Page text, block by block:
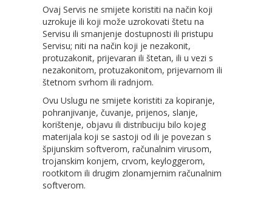
Ovaj Servis ne smijete koristiti na način koji
uzrokuje ili koji može uzrokovati štetu na
Servisu ili smanjenje dostupnosti ili pristupu
Servisu; niti na način koji je nezakonit,
protuzakonit, prijevaran ili štetan, ili u vezi s
nezakonitom, protuzakonitom, prijevarnom ili
štetnom svrhom ili radnjom.
Ovu Uslugu ne smijete koristiti za kopiranje,
pohranjivanje, čuvanje, prijenos, slanje,
korištenje, objavu ili distribuciju bilo kojeg
materijala koji se sastoji od ili je povezan s
špijunskim softverom, računalnim virusom,
trojanskim konjem, crvom, keyloggerom,
rootkitom ili drugim zlonamjernim računalnim
softverom.